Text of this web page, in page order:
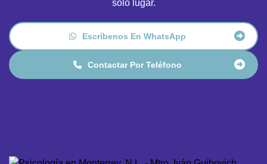
solo lugar.
Escríbenos En WhatsApp
Contactar Por Teléfono